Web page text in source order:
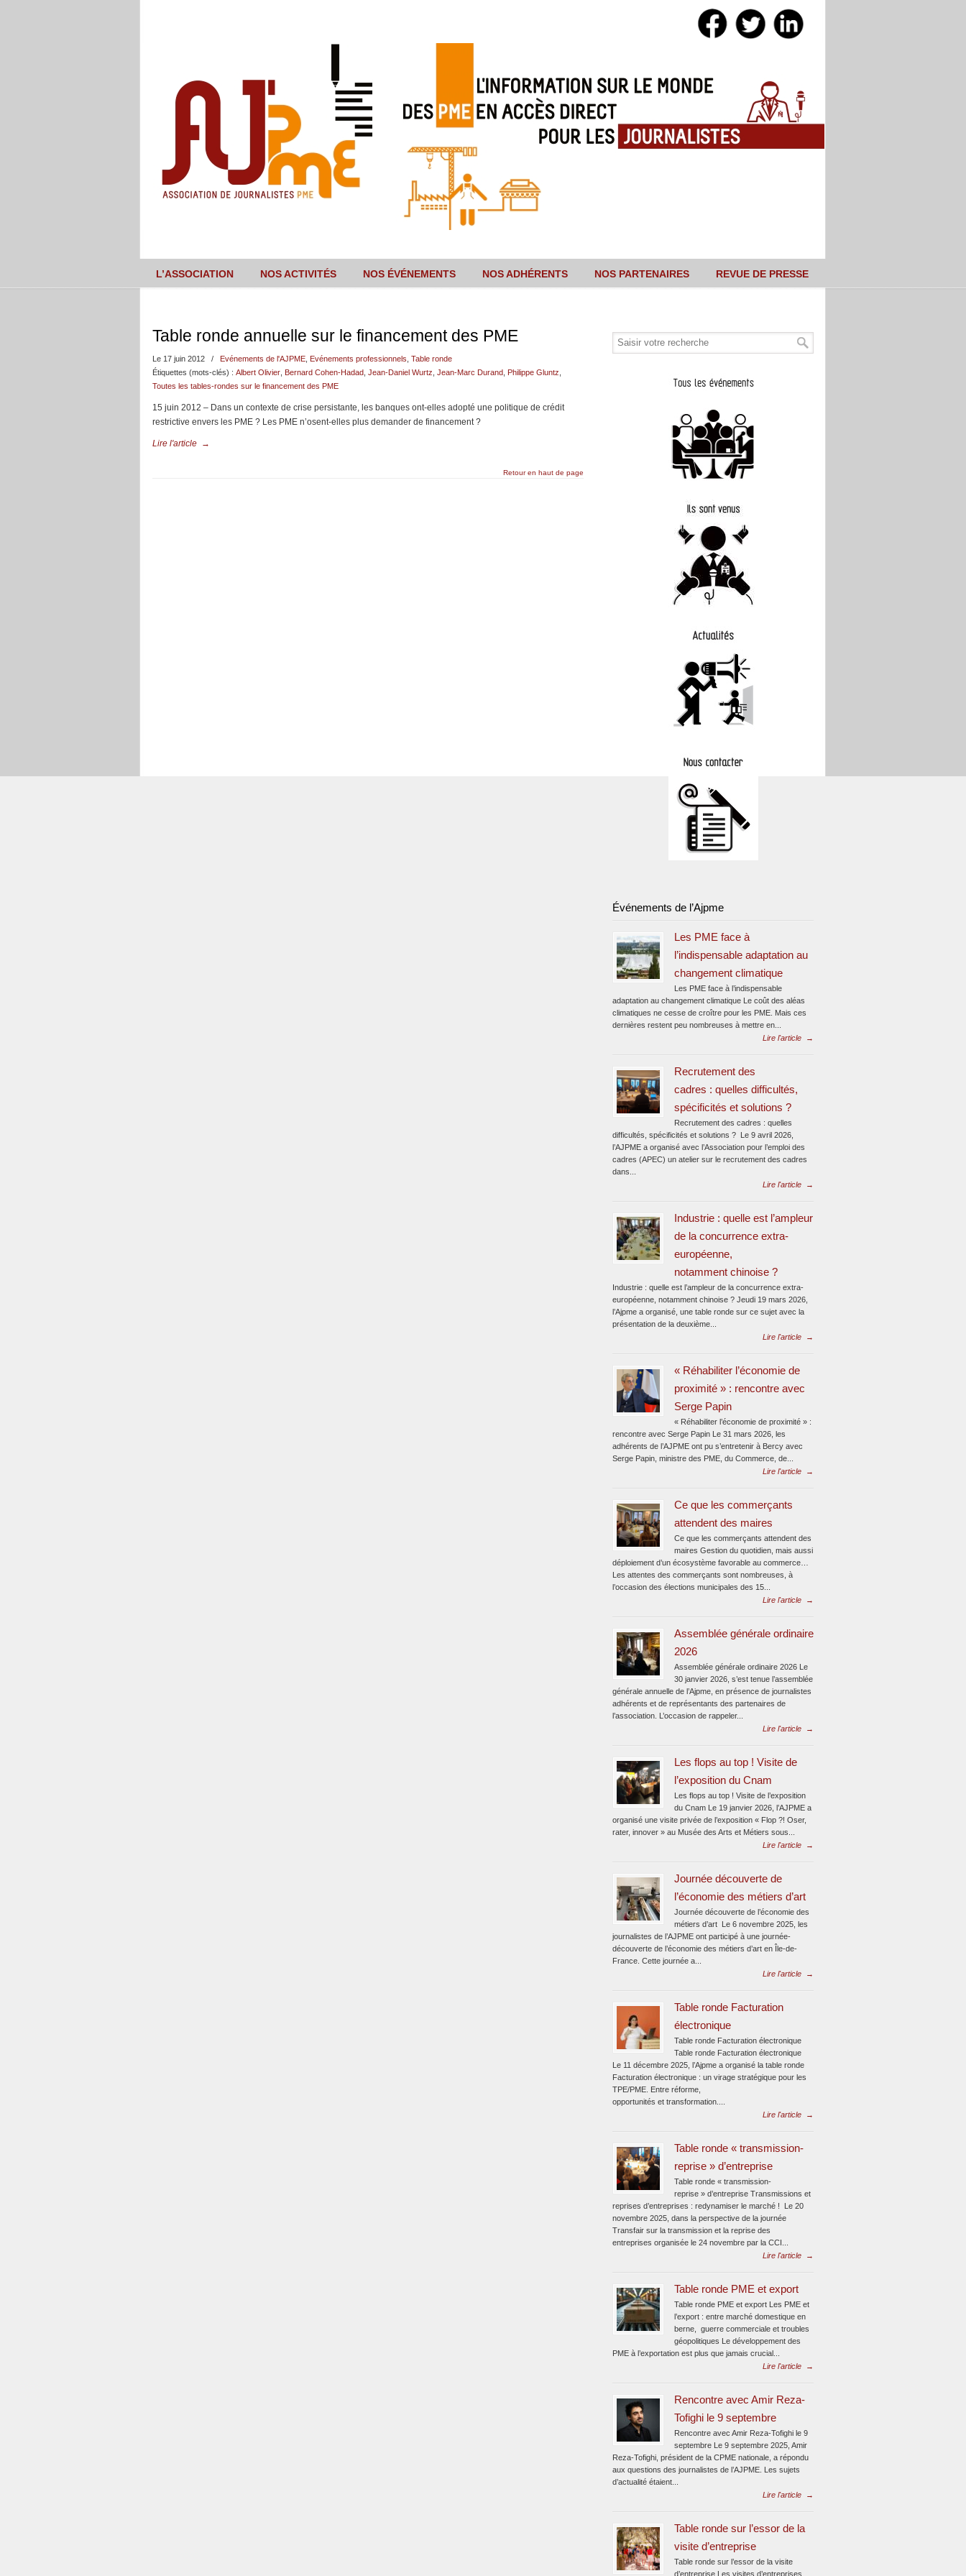
L’ASSOCIATION NOS ACTIVITÉS NOS ÉVÉNEMENTS NOS ADHÉRENTS NOS PARTENAIRES REVUE DE PRESSE
Table ronde annuelle sur le financement des PME
Le 17 juin 2012 / Evénements de l'AJPME Evénements professionnels Table ronde
Étiquettes (mots-clés) : Albert Olivier Bernard Cohen-Hadad Jean-Daniel Wurtz Jean-Marc Durand Philippe Gluntz
Toutes les tables-rondes sur le financement des PME
15 juin 2012 – Dans un contexte de crise persistante, les banques ont-elles adopté une politique de crédit
restrictive envers les PME ? Les PME n’osent-elles plus demander de financement ?
Lire l'article →
Retour en haut de page
Événements de l’Ajpme
Les PME face à
l’indispensable adaptation au
changement climatique
Les PME face à l’indispensable
adaptation au changement climatique Le coût des aléas
climatiques ne cesse de croître pour les PME. Mais ces
dernières restent peu nombreuses à mettre en...
Lire l'article
→
Recrutement des
cadres : quelles difficultés,
spécificités et solutions ?
Recrutement des cadres : quelles
difficultés, spécificités et solutions ? Le 9 avril 2026,
l’AJPME a organisé avec l’Association pour l’emploi des
cadres (APEC) un atelier sur le recrutement des cadres
dans...
Lire l'article
→
Industrie : quelle est l’ampleur
de la concurrence extra-
européenne,
notamment chinoise ?
Industrie : quelle est l’ampleur de la concurrence extra-
européenne, notamment chinoise ? Jeudi 19 mars 2026,
l’Ajpme a organisé, une table ronde sur ce sujet avec la
présentation de la deuxième...
Lire l'article
→
« Réhabiliter l’économie de
proximité » : rencontre avec
Serge Papin
« Réhabiliter l’économie de proximité » :
rencontre avec Serge Papin Le 31 mars 2026, les
adhérents de l’AJPME ont pu s’entretenir à Bercy avec
Serge Papin, ministre des PME, du Commerce, de...
Lire l'article
→
Ce que les commerçants
attendent des maires
Ce que les commerçants attendent des
maires Gestion du quotidien, mais aussi
déploiement d’un écosystème favorable au commerce…
Les attentes des commerçants sont nombreuses, à
l’occasion des élections municipales des 15...
Lire l'article
→
Assemblée générale ordinaire
2026
Assemblée générale ordinaire 2026 Le
30 janvier 2026, s’est tenue l’assemblée
générale annuelle de l’Ajpme, en présence de journalistes
adhérents et de représentants des partenaires de
l’association. L’occasion de rappeler...
Lire l'article
→
Les flops au top ! Visite de
l’exposition du Cnam
Les flops au top ! Visite de l’exposition
du Cnam Le 19 janvier 2026, l’AJPME a
organisé une visite privée de l’exposition « Flop ?! Oser,
rater, innover » au Musée des Arts et Métiers sous...
Lire l'article
→
Journée découverte de
l’économie des métiers d’art
Journée découverte de l’économie des
métiers d’art Le 6 novembre 2025, les
journalistes de l’AJPME ont participé à une journée-
découverte de l’économie des métiers d’art en Île-de-
France. Cette journée a...
Lire l'article
→
Table ronde Facturation
électronique
Table ronde Facturation électronique
Table ronde Facturation électronique
Le 11 décembre 2025, l’Ajpme a organisé la table ronde
Facturation électronique : un virage stratégique pour les
TPE/PME. Entre réforme,
opportunités et transformation....
Lire l'article
→
Table ronde « transmission-
reprise » d’entreprise
Table ronde « transmission-
reprise » d’entreprise Transmissions et
reprises d’entreprises : redynamiser le marché ! Le 20
novembre 2025, dans la perspective de la journée
Transfair sur la transmission et la reprise des
entreprises organisée le 24 novembre par la CCI...
Lire l'article
→
Table ronde PME et export
Table ronde PME et export Les PME et
l’export : entre marché domestique en
berne, guerre commerciale et troubles
géopolitiques Le développement des
PME à l’exportation est plus que jamais crucial...
Lire l'article
→
Rencontre avec Amir Reza-
Tofighi le 9 septembre
Rencontre avec Amir Reza-Tofighi le 9
septembre Le 9 septembre 2025, Amir
Reza-Tofighi, président de la CPME nationale, a répondu
aux questions des journalistes de l’AJPME. Les sujets
d’actualité étaient...
Lire l'article
→
Table ronde sur l’essor de la
visite d’entreprise
Table ronde sur l’essor de la visite
d’entreprise Les visites d’entreprises